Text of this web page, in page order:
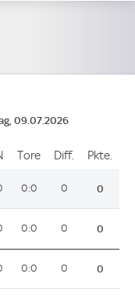
09.07.2026
Niederlagen
Tore ToreDiff. Differenz
Pkte.
0:0 0 0
0:0 0 0
0:0 0 0